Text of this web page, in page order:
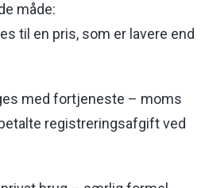
måde:
til en pris, som er lavere end
med fortjeneste – moms
registreringsafgift ved